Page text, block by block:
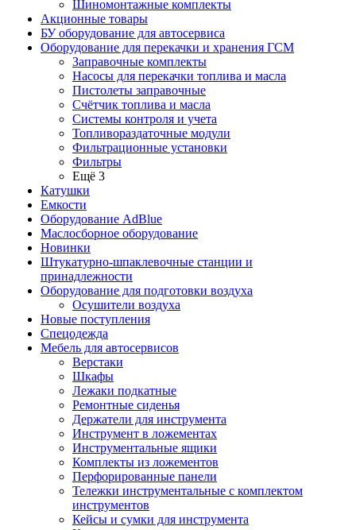
Шиномонтажные комплекты
Акционные товары
БУ оборудование для автосервиса
Оборудование для перекачки и хранения ГСМ
Заправочные комплекты
Насосы для перекачки топлива и масла
Пистолеты заправочные
Счётчик топлива и масла
Системы контроля и учета
Топливораздаточные модули
Фильтрационные установки
Фильтры
Ещё 3
Катушки
Емкости
Оборудование AdBlue
Маслосборное оборудование
Новинки
Штукатурно-шпаклевочные станции и
принадлежности
Оборудование для подготовки воздуха
Осушители воздуха
Новые поступления
Спецодежда
Мебель для автосервисов
Верстаки
Шкафы
Лежаки подкатные
Ремонтные сиденья
Держатели для инструмента
Инструмент в ложементах
Инструментальные ящики
Комплекты из ложементов
Перфорированные панели
Тележки инструментальные с комплектом
инструментов
Кейсы и сумки для инструмента